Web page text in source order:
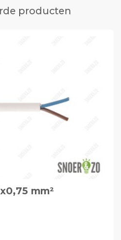
producten
mm²